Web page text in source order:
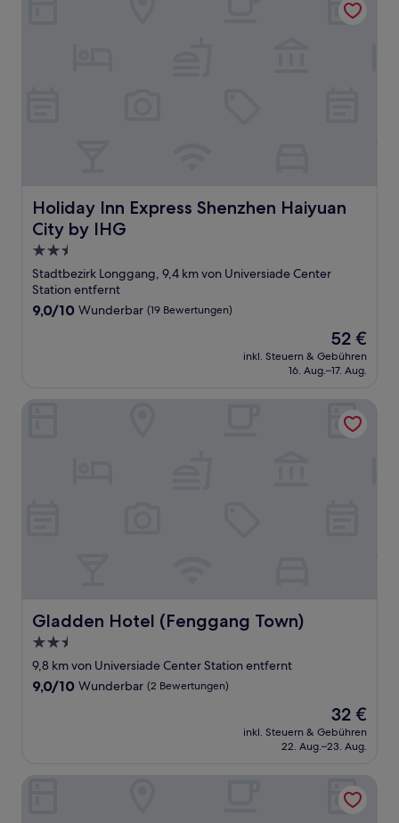
Holiday Inn Express Shenzhen Haiyuan
City by IHG
Holiday Inn Express Shenzhen Haiyuan City by IHG
2.5-
Sterne-
Unterkunft
Stadtbezirk Longgang, 9,4 km von Universiade Center
Station entfernt
9.0
9,0/10 Wunderbar (19 Bewertungen)
Der
Preis
beträgt
52 €
inkl. Steuern & Gebühren
16. Aug.–17. Aug.
Gladden Hotel (Fenggang Town)
Gladden Hotel (Fenggang Town)
2.5-
Sterne-
Unterkunft
9,8 km von Universiade Center Station entfernt
9.0
9,0/10 Wunderbar (2 Bewertungen)
Der
Preis
beträgt
32 €
inkl. Steuern & Gebühren
22. Aug.–23. Aug.